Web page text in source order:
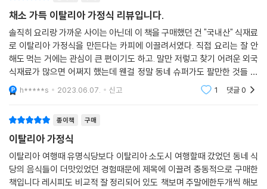
채소 가득 이탈리아 가정식 리뷰입니다.
솔직히 요리랑 가까운 사이는 아닌데 이 책을 구매했던 건 "국내산" 식재료
로 이탈리아 가정식을 만든다는 카피에 이끌려서였다. 직접 요리는 잘 안
해도 먹는 거에는 관심이 큰 편이기도 하고. 말만 저렇고 찾기 어려운 외국
식재료가 많으면 어쩌지 했는데 웬걸 정말 동네 슈퍼가도 팔만한 것들 위
주로 구성되어 있고 가끔 들어가야하는 외국 식재료는 자세한 설명이 붙어
서 있어서 좋
h*****s 2023.06.07. 신고 1 댓글0
종이책 구매
이탈리아 가정식
이탈리아 여행때 유명식당보다 이탈리아 소도시 여행할때 갔었던 동네 식
당의 음식들이 더맛있었던 경험때문에 제목에 이끌려 충동적으로 구매한
책입니다 레시피도 비교적 잘 정리되어 있도 책보며 주말에한두개씩 해보